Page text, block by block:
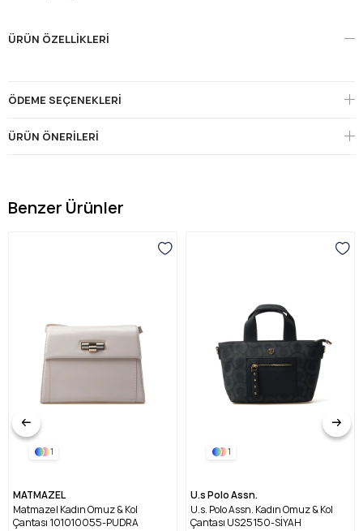
ÜRÜN ÖZELLIKLERI
ÖDEME SEÇENEKLERI
ÜRÜN ÖNERILERI
Benzer Ürünler
1
MATMAZEL
Matmazel Kadın Omuz & Kol
Çantası 101010055-PUDRA
1
U.s Polo Assn.
U.s. Polo Assn. Kadın Omuz & Kol
Çantası US25150-SİYAH